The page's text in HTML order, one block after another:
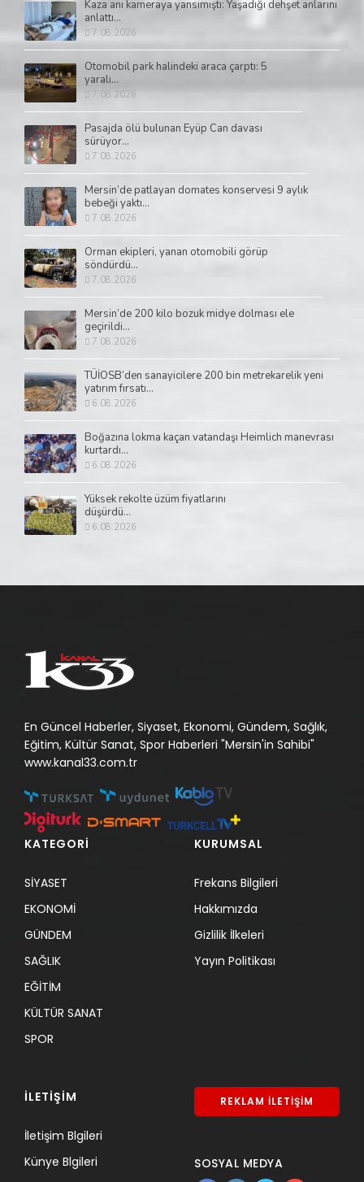
Kaza anı kameraya yansımıştı: Yaşadığı dehşet anlarını
anlattı...
7.08.2026
Otomobil park halindeki araca çarptı: 5
yaralı...
7.08.2026
Pasajda ölü bulunan Eyüp Can davası
sürüyor...
7.08.2026
Mersin’de patlayan domates konservesi 9 aylık
bebeği yaktı...
7.08.2026
Orman ekipleri, yanan otomobili görüp
söndürdü...
7.08.2026
Mersin’de 200 kilo bozuk midye dolması ele
geçirildi...
7.08.2026
TÜİOSB’den sanayicilere 200 bin metrekarelik yeni
yatırım fırsatı...
6.08.2026
Boğazına lokma kaçan vatandaşı Heimlich manevrası
kurtardı...
6.08.2026
Yüksek rekolte üzüm fiyatlarını
düşürdü...
6.08.2026
En Güncel Haberler, Siyaset, Ekonomi, Gündem, Sağlık,
Eğitim, Kültür Sanat, Spor Haberleri "Mersin'in Sahibi"
www.kanal33.com.tr
KATEGORİ
SİYASET
EKONOMİ
GÜNDEM
SAĞLIK
EĞİTİM
KÜLTÜR SANAT
SPOR
KURUMSAL
Frekans Bilgileri
Hakkımızda
Gizlilik İlkeleri
Yayın Politikası
İLETİŞİM
İletişim Blgileri
Künye Blgileri
REKLAM İLETİŞİM
SOSYAL MEDYA